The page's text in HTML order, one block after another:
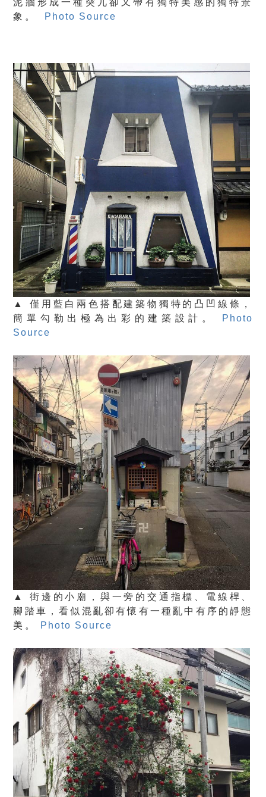
泥牆形成一種突兀卻又帶有獨特美感的獨特景
象。
Photo Source
▲ 僅用藍白兩色搭配建築物獨特的凸凹線條，
簡單勾勒出極為出彩的建築設計。
Photo
Source
▲ 街邊的小廟，與一旁的交通指標、電線桿、
腳踏車，看似混亂卻有懷有一種亂中有序的靜態
美。
Photo Source